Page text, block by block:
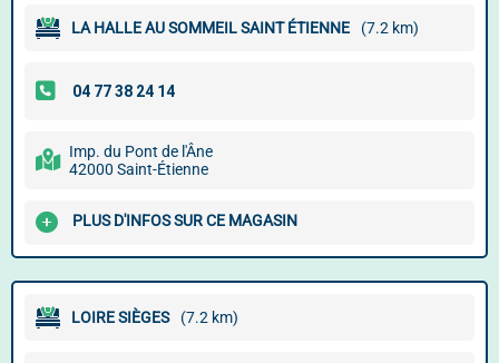
LA HALLE AU SOMMEIL SAINT ÉTIENNE (7.2 km)
Imp. du Pont de l'Âne
42000 Saint-Étienne
PLUS D'INFOS SUR CE MAGASIN
LOIRE SIÈGES (7.2 km)